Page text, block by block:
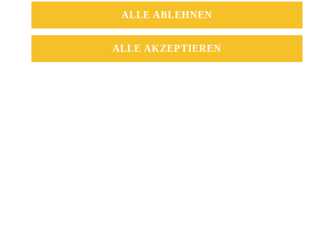
ALLE ABLEHNEN
ALLE AKZEPTIEREN